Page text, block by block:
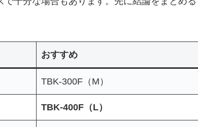
おすすめ
TBK-300F（M）
TBK-400F（L）